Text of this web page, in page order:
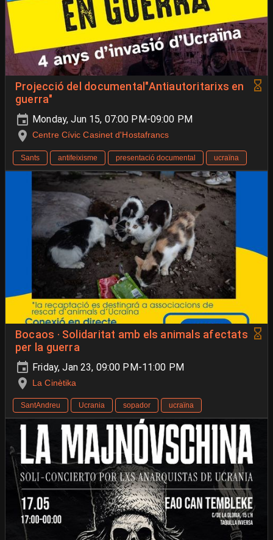
Projecció del documental"Antiautoritarixs en
guerra"
Monday, Jun 15, 07:00 PM-09:00 PM
Centre Cívic Casinet d'Hostafrancs
Sants antifeixisme presentació documental ucraïna
Bocaos · Solidaritat amb els animals afectats
per la guerra
Friday, Jan 23, 09:00 PM-11:00 PM
La Cinètika
SantAndreu Ucrania sopador ucraïna